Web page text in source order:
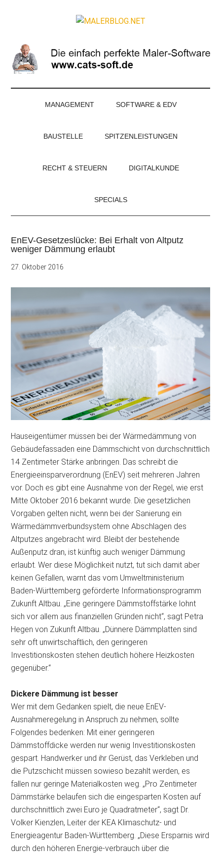
Magazin
für
Maler
und
MANAGEMENT SOFTWARE & EDV
BAUSTELLE SPITZENLEISTUNGEN
RECHT & STEUERN DIGITALKUNDE
SPECIALS
EnEV-Gesetzeslücke: Bei Erhalt von Altputz
weniger Dämmung erlaubt
27. Oktober 2016
Hauseigentümer müssen bei der Wärmedämmung von
Gebäudefassaden eine Dämmschicht von durchschnittlich
14 Zentimeter Stärke anbringen. Das schreibt die
Energieeinsparverordnung (EnEV) seit mehreren Jahren
vor. Doch es gibt eine Ausnahme von der Regel, wie erst
Mitte Oktober 2016 bekannt wurde. Die gesetzlichen
Vorgaben gelten nicht, wenn bei der Sanierung ein
Wärmedämmverbundsystem ohne Abschlagen des
Altputzes angebracht wird. Bleibt der bestehende
Außenputz dran, ist künftig auch weniger Dämmung
erlaubt. Wer diese Möglichkeit nutzt, tut sich damit aber
keinen Gefallen, warnt dasvom Umweltministerium
Baden-Württemberg geförderte Informationsprogramm
Zukunft Altbau. „Eine geringere Dämmstoffstärke lohnt
sich vor allem aus finanziellen Gründen nicht“, sagt Petra
Hegen von Zukunft Altbau. „Dünnere Dämmplatten sind
sehr oft unwirtschaftlich, den geringeren
Investitionskosten stehen deutlich höhere Heizkosten
gegenüber.“
Dickere Dämmung ist besser
Wer mit dem Gedanken spielt, die neue EnEV-
Ausnahmeregelung in Anspruch zu nehmen, sollte
Folgendes bedenken: Mit einer geringeren
Dämmstoffdicke werden nur wenig Investitionskosten
gespart. Handwerker und ihr Gerüst, das Verkleben und
die Putzschicht müssen sowieso bezahlt werden, es
fallen nur geringe Materialkosten weg. „Pro Zentimeter
Dämmstärke belaufen sich die eingesparten Kosten auf
durchschnittlich zwei Euro je Quadratmeter“, sagt Dr.
Volker Kienzlen, Leiter der KEA Klimaschutz- und
Energieagentur Baden-Württemberg. „Diese Ersparnis wird
durch den höheren Energie-verbrauch über die